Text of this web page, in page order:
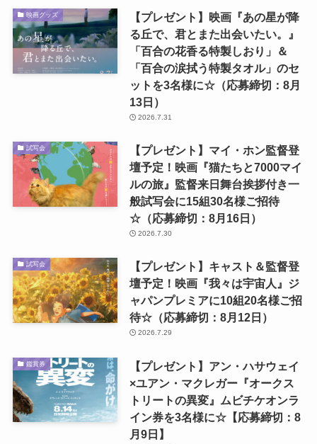
映画グッズ
【プレゼント】映画『あの星が降
る丘で、君とまた出会いたい。』
「百合の花香る特製しおり」＆
「百合の涙拭う特製タオル」のセ
ットを3名様に☆（応募締切：8月
13日）
2026.7.31
試写会
【プレゼント】マイ・ホン監督登
壇予定！映画『猫たちと7000マイ
ルの旅』監督来日舞台挨拶付き一
般試写会に15組30名様ご招待
☆（応募締切：8月16日）
2026.7.30
試写会
【プレゼント】キャスト＆監督登
壇予定！映画『我々は宇宙人』ジ
ャパンプレミアに10組20名様ご招
待☆（応募締切：8月12日）
2026.7.29
鑑賞券
【プレゼント】アン・ハサウェイ
×ユアン・マクレガー『オークス
トリートの異変』ムビチケオンラ
イン券を3名様に☆【応募締切：8
月9日】